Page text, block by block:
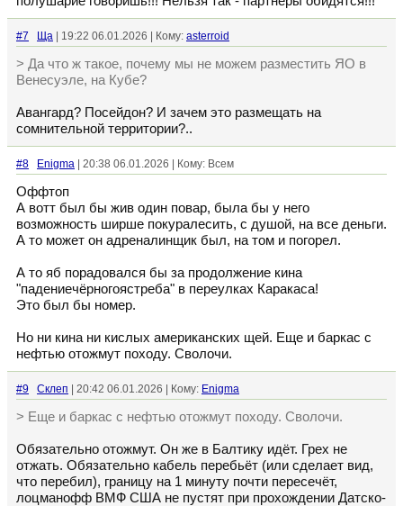
#7 Ща | 19:22 06.01.2026 | Кому: asterroid
> Да что ж такое, почему мы не можем разместить ЯО в
Венесуэле, на Кубе?
Авангард? Посейдон? И зачем это размещать на
сомнительной территории?..
#8 Enigma | 20:38 06.01.2026 | Кому: Всем
Оффтоп
А вотт был бы жив один повар, была бы у него
возможность ширше покуралесить, с душой, на все деньги.
А то может он адреналинщик был, на том и погорел.
А то яб порадовался бы за продолжение кина
"падениечёрногоястреба" в переулках Каракаса!
Это был бы номер.
Но ни кина ни кислых американских щей. Еще и баркас с
нефтью отожмут походу. Сволочи.
#9 Склеп | 20:42 06.01.2026 | Кому: Enigma
> Еще и баркас с нефтью отожмут походу. Сволочи.
Обязательно отожмут. Он же в Балтику идёт. Грех не
отжать. Обязательно кабель перебьёт (или сделает вид,
что перебил), границу на 1 минуту почти пересечёт,
лоцманофф ВМФ США не пустят при прохождении Датско-